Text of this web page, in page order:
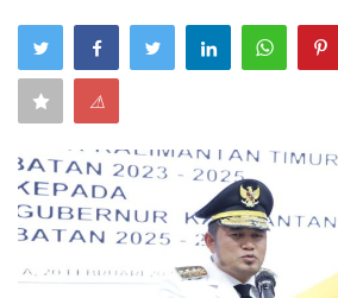
Warkop Digital
Pelanggaran
Ketertiban
Keamanan
Kejahatan
⚠